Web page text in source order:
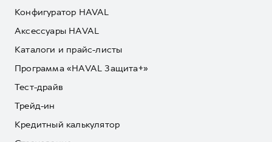
Конфигуратор HAVAL
Аксессуары HAVAL
Каталоги и прайс-листы
Программа «HAVAL Защита+»
Тест-драйв
Трейд-ин
Кредитный калькулятор